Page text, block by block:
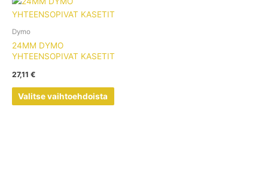
Dymo
24MM DYMO
YHTEENSOPIVAT KASETIT
27,11 €
Valitse vaihtoehdoista
tuotteella
muunnelma.
tuotteen